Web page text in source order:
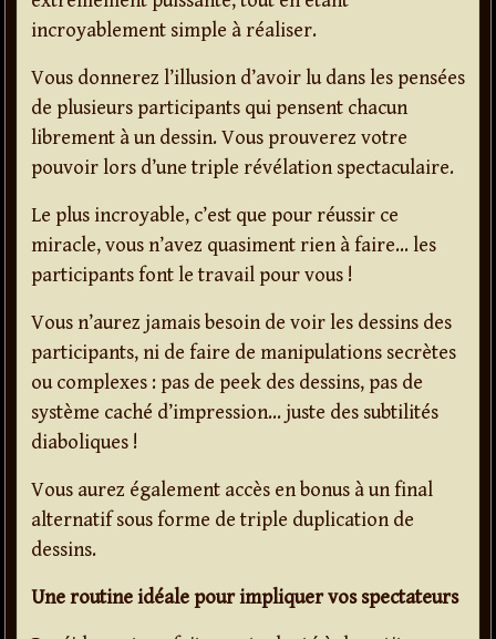
incroyablement simple à réaliser.
Vous donnerez l’illusion d’avoir lu dans les pensées
de plusieurs participants qui pensent chacun
librement à un dessin. Vous prouverez votre
pouvoir lors d’une triple révélation spectaculaire.
Le plus incroyable, c’est que pour réussir ce
miracle, vous n’avez quasiment rien à faire… les
participants font le travail pour vous !
Vous n’aurez jamais besoin de voir les dessins des
participants, ni de faire de manipulations secrètes
ou complexes : pas de peek des dessins, pas de
système caché d’impression… juste des subtilités
diaboliques !
Vous aurez également accès en bonus à un final
alternatif sous forme de triple duplication de
dessins.
Une routine idéale pour impliquer vos spectateurs